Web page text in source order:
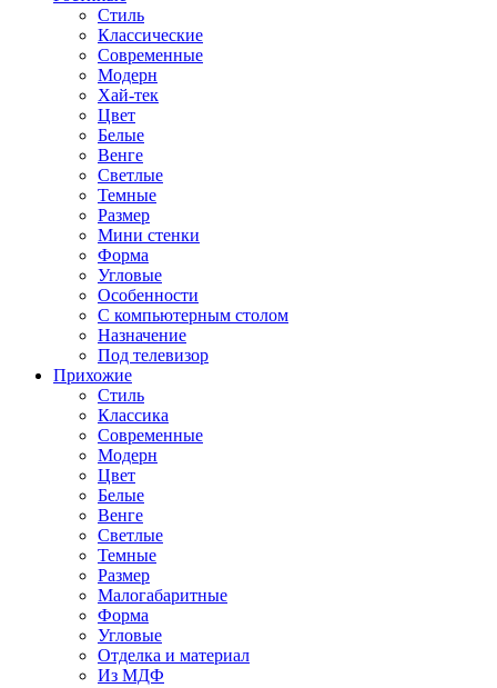
Стиль
Классические
Современные
Модерн
Хай-тек
Цвет
Белые
Венге
Светлые
Темные
Размер
Мини стенки
Форма
Угловые
Особенности
С компьютерным столом
Назначение
Под телевизор
Прихожие
Стиль
Классика
Современные
Модерн
Цвет
Белые
Венге
Светлые
Темные
Размер
Малогабаритные
Форма
Угловые
Отделка и материал
Из МДФ